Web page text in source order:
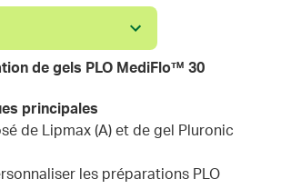
de gels PLO MediFlo™ 30
principales
de Lipmax (A) et de gel Pluronic
les préparations PLO